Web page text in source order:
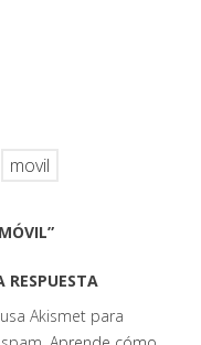
movil
RESPUESTA
Akismet para